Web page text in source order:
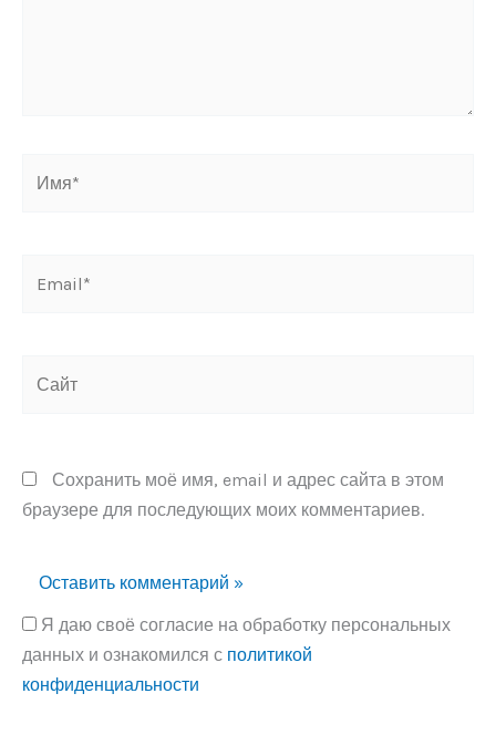
Сохранить моё имя, email и адрес сайта в этом
браузере для последующих моих комментариев.
Я даю своё согласие на обработку персональных
данных и ознакомился с политикой
конфиденциальности